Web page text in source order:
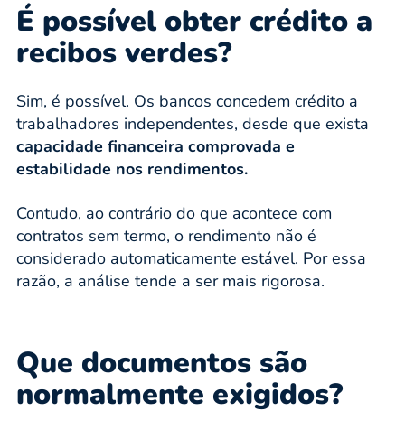
É possível obter crédito a
recibos verdes?
Sim, é possível. Os bancos concedem crédito a
trabalhadores independentes, desde que exista
capacidade financeira comprovada e
estabilidade nos rendimentos.
Contudo, ao contrário do que acontece com
contratos sem termo, o rendimento não é
considerado automaticamente estável. Por essa
razão, a análise tende a ser mais rigorosa.
Que documentos são
normalmente exigidos?